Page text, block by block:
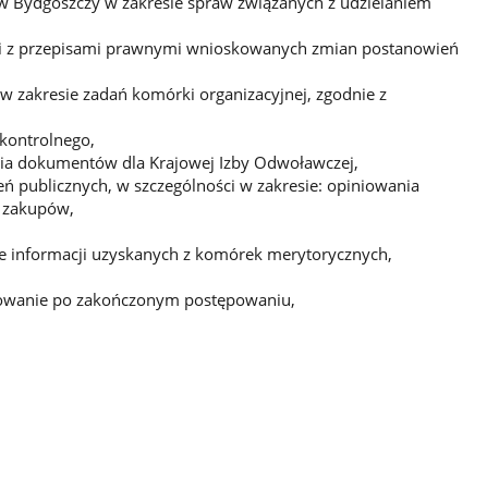
przepisami prawnymi wnioskowanych zmian postanowień
zakresie zadań komórki organizacyjnej, zgodnie z
dokumentów dla Krajowej Izby Odwoławczej,
publicznych, w szczególności w zakresie: opiniowania
uzyskanych z komórek merytorycznych,
po zakończonym postępowaniu,